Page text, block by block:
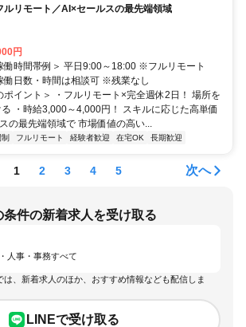
ルリモート／AI×セールスの最先端領域
円
働時間帯例＞ 平日9:00～18:00 ※フルリモート
働日数・時間は相談可 ※残業なし
ポイント＞ ・フルリモート×完全週休2日！ 場所を
・時給3,000～4,000円！ スキルに応じた高単価
の最先端領域で 市場価値の高い...
フルリモート 経験者歓迎 在宅OK 長期歓迎
1 2 3 4 5 次へ
条件の新着求人を受け取る
人事・事務すべて
は、新着求人のほか、おすすめ情報なども配信しま
LINEで受け取る